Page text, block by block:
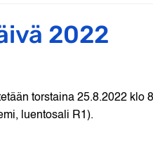
2022
torstaina 25.8.2022 klo
luentosali R1).